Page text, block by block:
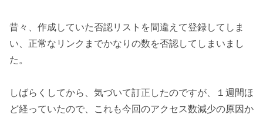
昔々、作成していた否認リストを間違えて登録してしま
い、正常なリンクまでかなりの数を否認してしまいまし
た。
しばらくしてから、気づいて訂正したのですが、１週間ほ
ど経っていたので、これも今回のアクセス数減少の原因か